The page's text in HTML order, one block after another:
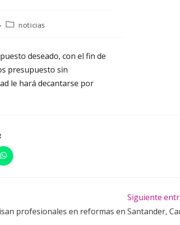
noticias
deseado, con el fin de
presupuesto sin
le hará decantarse por
Siguiente
profesionales en reformas en Santander,